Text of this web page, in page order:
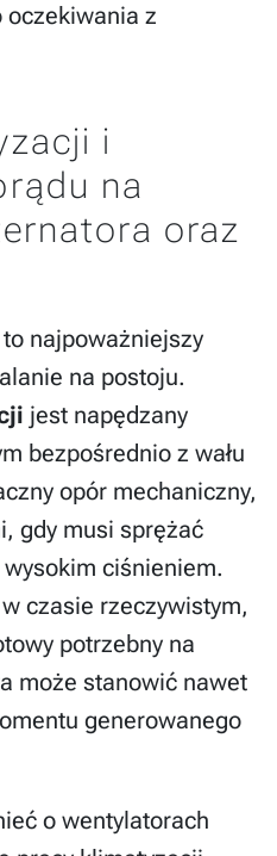
oczekiwania z
i
na
oraz
najpoważniejszy
na postoju.
jest napędzany
bezpośrednio z wału
opór mechaniczny,
gdy musi sprężać
wysokim ciśnieniem.
czasie rzeczywistym,
potrzebny na
może stanowić nawet
generowanego
o wentylatorach